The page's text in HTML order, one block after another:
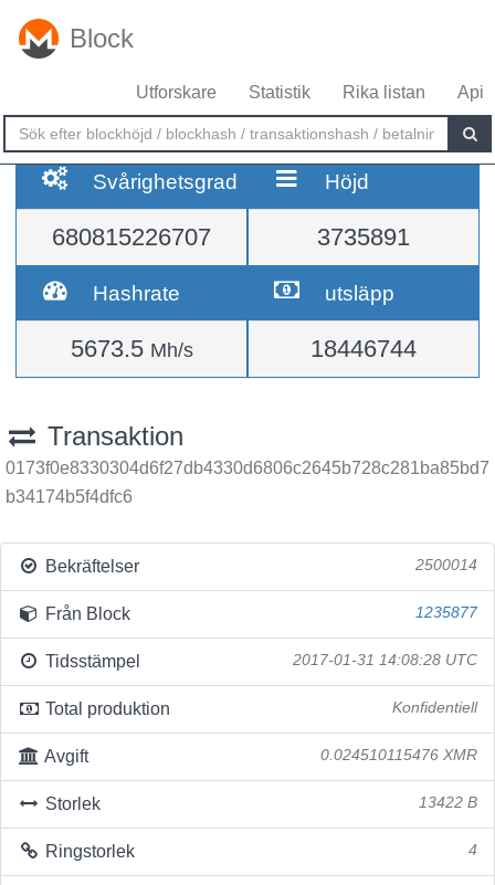
Block
Utforskare Statistik Rika listan Api
Svårighetsgrad
680815226707
Höjd
3735891
Hashrate
5673.5 Mh/s
utsläpp
18446744
Transaktion
0173f0e8330304d6f27db4330d6806c2645b728c281ba85bd7
b34174b5f4dfc6
Bekräftelser 2500014
Från Block 1235877
Tidsstämpel 2017-01-31 14:08:28 UTC
Total produktion Konfidentiell
Avgift 0.024510115476 XMR
Storlek 13422 B
Ringstorlek 4